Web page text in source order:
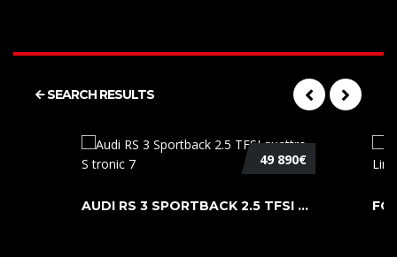
SEARCH RESULTS
49 890€
AUDI RS 3 SPORTBACK 2.5 TFSI QUATTR ...